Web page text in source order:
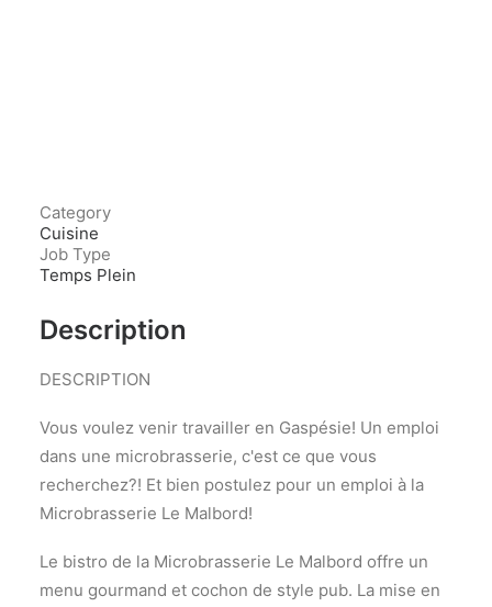
Category
Cuisine
Job Type
Temps Plein
Description
DESCRIPTION
Vous voulez venir travailler en Gaspésie! Un emploi
dans une microbrasserie, c'est ce que vous
recherchez?! Et bien postulez pour un emploi à la
Microbrasserie Le Malbord!
Le bistro de la Microbrasserie Le Malbord offre un
menu gourmand et cochon de style pub. La mise en